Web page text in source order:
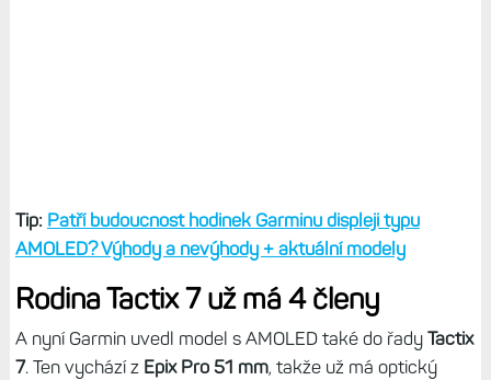
Tip: Patří budoucnost hodinek Garminu displeji typu
AMOLED? Výhody a nevýhody + aktuální modely
Rodina Tactix 7 už má 4 členy
A nyní Garmin uvedl model s AMOLED také do řady Tactix
7. Ten vychází z Epix Pro 51 mm, takže už má optický